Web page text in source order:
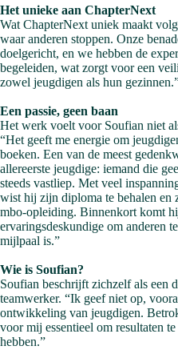
Het unieke aan ChapterNext
Wat ChapterNext uniek maakt
waar anderen stoppen. Onze
doelgericht, en we hebben de
begeleiden, wat zorgt voor een
zowel jeugdigen als hun
Een passie, geen baan
Het werk voelt voor Soufian niet
“Het geeft me energie om
boeken. Een van de meest
allereerste jeugdige: iemand die
steeds vastliep. Met veel
wist hij zijn diploma te behalen en
mbo-opleiding. Binnenkort komt
ervaringsdeskundige om anderen
mijlpaal is.”
Wie is Soufian?
Soufian beschrijft zichzelf als een
teamwerker. “Ik geef niet op,
ontwikkeling van jeugdigen.
voor mij essentieel om resultaten
hebben.”